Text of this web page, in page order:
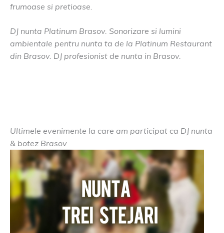
frumoase si pretioase.
DJ nunta Platinum Brasov. Sonorizare si lumini
ambientale pentru nunta ta de la Platinum Restaurant
din Brasov. DJ profesionist de nunta in Brasov.
Ultimele evenimente la care am participat ca DJ nunta
& botez Brasov